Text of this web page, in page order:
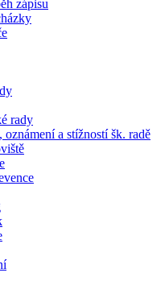
zápisu
rady
oznámení a stížností šk. radě